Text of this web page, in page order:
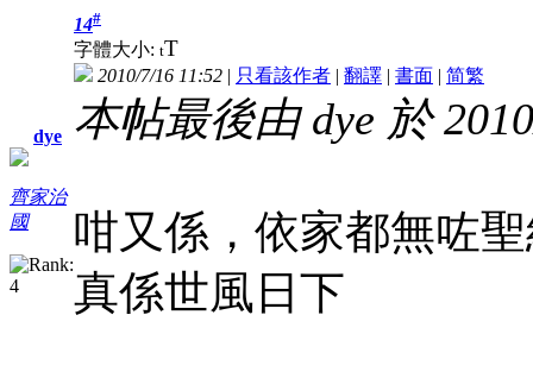
dye
齊家治
國
14#
字體大小: tT
2010/7/16 11:52 | 只看該作者 | 翻譯 | 書面 | 简繁
本帖最後由 dye 於
咁又係，依家都無咗
真係世風日下